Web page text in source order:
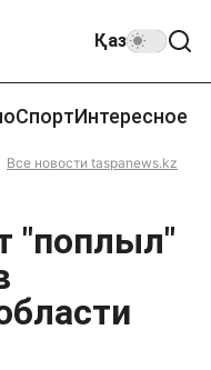
Қаз
СпортИнтересное
Все новости taspanews.kz
"поплыл"